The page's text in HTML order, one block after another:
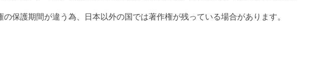
の保護期間が違う為、日本以外の国では著作権が残っている場合があります。